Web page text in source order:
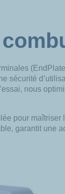
(EndPlate
sécurité
nous
pour
garantit une